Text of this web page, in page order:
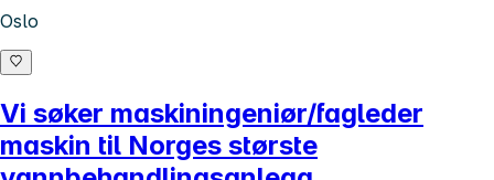
Oslo
Vi søker maskiningeniør/fagleder
maskin til Norges største